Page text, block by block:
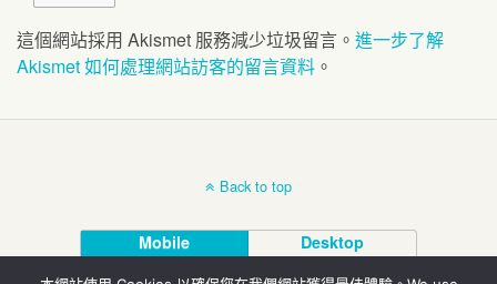
這個網站採用 Akismet 服務減少垃圾留言。 進一步了解
Akismet 如何處理網站訪客的留言資料 。
Back to top
Mobile Desktop